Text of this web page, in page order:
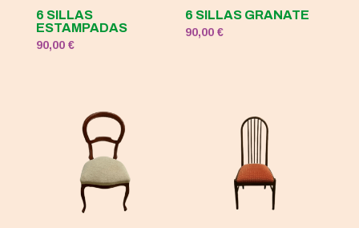
6 SILLAS
ESTAMPADAS
90,00 €
6 SILLAS GRANATE
90,00€